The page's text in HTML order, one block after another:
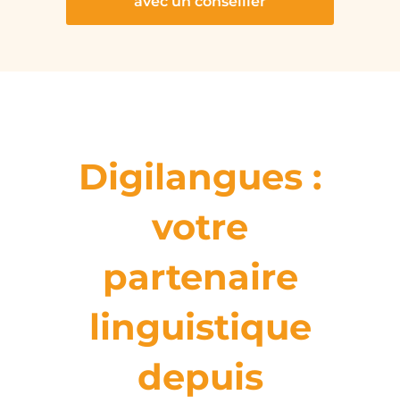
Digilangues :
votre
partenaire
linguistique
depuis